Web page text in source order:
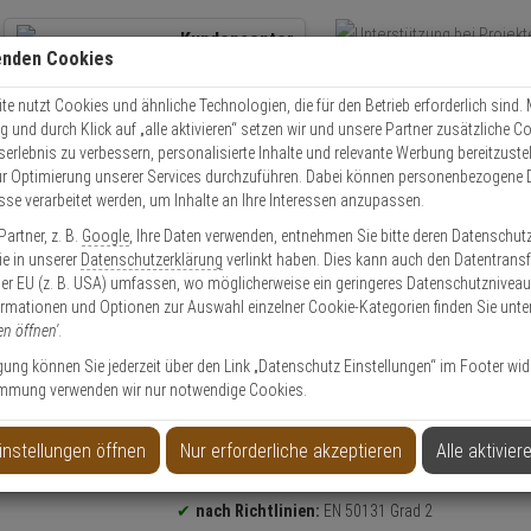
Kundencenter
Kontaktservice nutzen
Mo. - Do.: 8:00 - 16:30 Fr. 8:00 - 14:00 Uhr
Zutritt Einbruch
Pet PIR-Bewegungsmelder140° tierimmun
tierimmun
Produktinformationen
Bewegungsmelder
nach Richtlinien: EN 50131 Grad 2
Cookies
nutzt Cookies und ähnliche Technologien, die für den Betrieb erforderlich sind.
und durch Klick auf „alle aktivieren“ setzen wir und unsere Partner zusätzliche
zu verbessern, personalisierte Inhalte und relevante Werbung
Optimierung unserer Services durchzuführen. Dabei können personenbezogene
verarbeitet werden, um Inhalte an Ihre Interessen anzupassen.
z. B. Google , Ihre Daten verwenden, entnehmen Sie bitte deren
in unserer Datenschutzerklärung verlinkt haben. Dies kann auch den
EU (z. B. USA) umfassen, wo möglicherweise ein geringeres Datenschutzniveau
und Optionen zur Auswahl einzelner Cookie-Kategorien finden Sie
öffnen'.
können Sie jederzeit über den Link „Datenschutz Einstellungen“ im Footer
verwenden wir nur notwendige Cookies.
öffnen Nur erforderliche akzeptieren Alle